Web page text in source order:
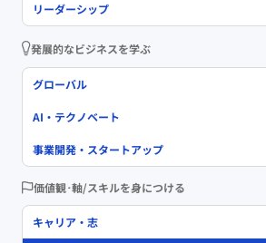
リーダーシップ
発展的なビジネスを学ぶ
グローバル
AI・テクノベート
事業開発・スタートアップ
価値観･軸/スキルを身につける
キャリア・志